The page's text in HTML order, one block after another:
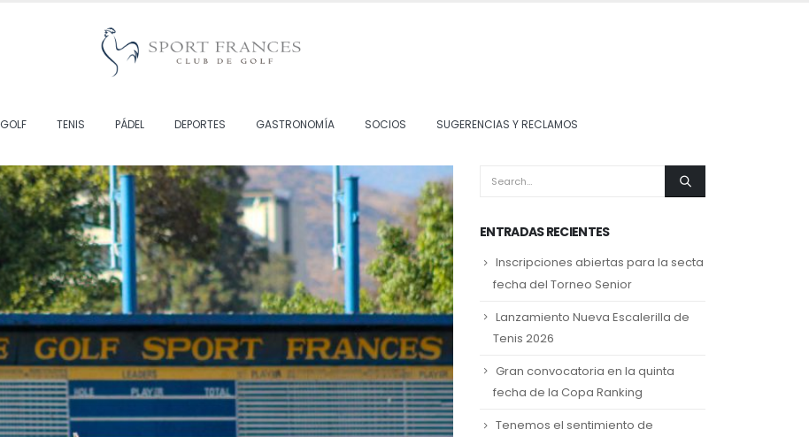
GOLF TENIS PÁDEL DEPORTES GASTRONOMÍA SOCIOS SUGERENCIAS Y RECLAMOS
ENTRADAS RECIENTES
Inscripciones abiertas para la secta
fecha del Torneo Senior
Lanzamiento Nueva Escalerilla de
Tenis 2026
Gran convocatoria en la quinta
fecha de la Copa Ranking
Tenemos el sentimiento de